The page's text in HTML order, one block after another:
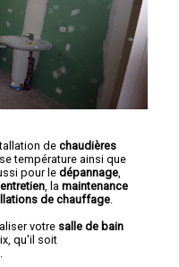
de chaudières
température ainsi que
pour le dépannage
entretien , la maintenance
de chauffage
votre salle de bain
qu'il soit